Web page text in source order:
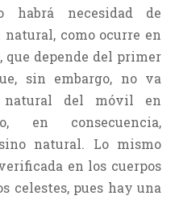
habrá necesidad de
como ocurre en
depende del primer
sin embargo, no va
natural del móvil en
en consecuencia,
natural. Lo mismo
en los cuerpos
celestes, pues hay una